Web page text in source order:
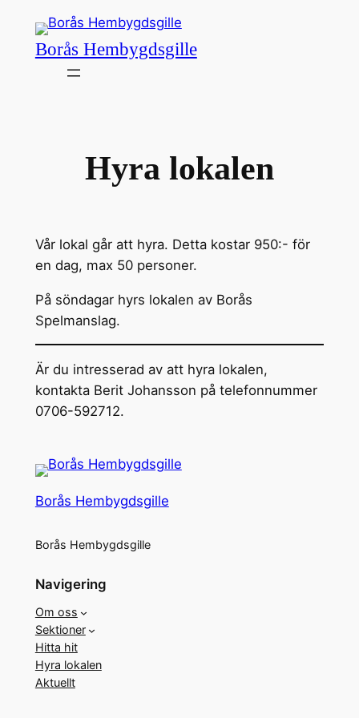
innehållBorås Hembygdsgille
Hyra lokalen
Vår lokal går att hyra. Detta kostar 950:- för
en dag, max 50 personer.
På söndagar hyrs lokalen av Borås
Spelmanslag.
Är du intresserad av att hyra lokalen,
kontakta Berit Johansson på telefonnummer
0706-592712.
Borås Hembygdsgille
Borås Hembygdsgille
Navigering
Om oss
Sektioner
Hitta hit
Hyra lokalen
Aktuellt